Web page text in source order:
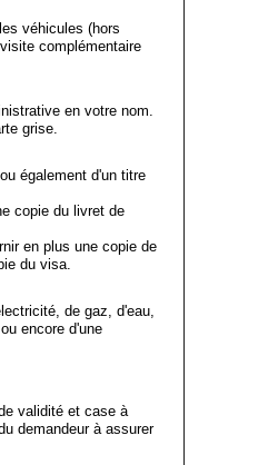
véhicules (hors
complémentaire
en votre nom.
grise.
également d'un titre
copie du livret de
en plus une copie de
du visa.
de gaz, d'eau,
encore d'une
validité et case à
demandeur à assurer